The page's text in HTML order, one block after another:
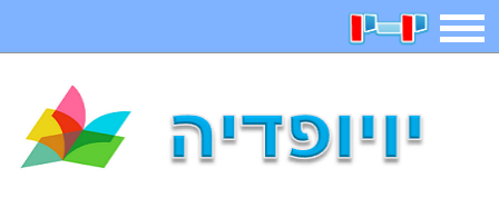
תפריט